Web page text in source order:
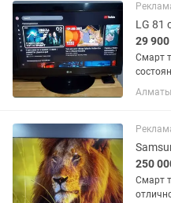
LG 81
29
Смарт
(32 дюйма). WiFi,
других
250
Смарт